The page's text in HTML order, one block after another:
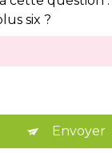
six ?
Envoyer